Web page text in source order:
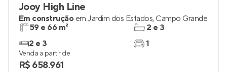
Jooy High Line
Em construção em Jardim dos Estados, Campo Grande
59 e 66 m²
2 e 3
2 e 3
1
Venda a partir de
R$ 658.961